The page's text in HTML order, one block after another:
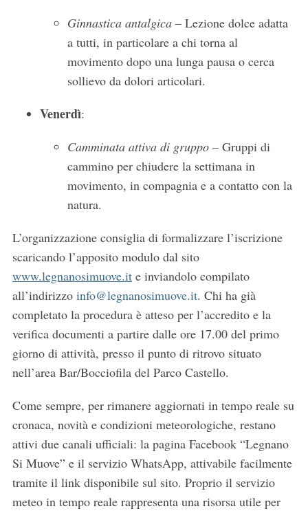
Ginnastica antalgica– Lezione dolce adatta
a tutti, in particolare a chi torna al
movimento dopo una lunga pausa o cerca
sollievo da dolori articolari.
Venerdì:
Camminata attiva di gruppo– Gruppi di
cammino per chiudere la settimana in
movimento, in compagnia e a contatto con la
natura.
L’organizzazione consiglia di formalizzare l’iscrizione
scaricando l’apposito modulo dal sito
www.legnanosimuove.ite inviandolo compilato
all’indirizzo info@legnanosimuove.it. Chi ha già
completato la procedura è atteso per l’accredito e la
verifica documenti a partire dalle ore 17.00 del primo
giorno di attività, presso il punto di ritrovo situato
nell’area Bar/Bocciofila del Parco Castello.
Come sempre, per rimanere aggiornati in tempo reale su
cronaca, novità e condizioni meteorologiche, restano
attivi due canali ufficiali: la pagina Facebook “Legnano
Si Muove” e il servizio WhatsApp, attivabile facilmente
tramite il link disponibile sul sito. Proprio il servizio
meteo in tempo reale rappresenta una risorsa utile per